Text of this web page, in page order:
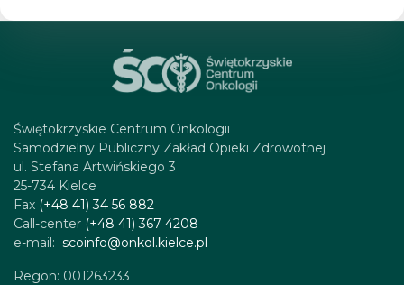
Świętokrzyskie Centrum Onkologii
Samodzielny Publiczny Zakład Opieki Zdrowotnej
ul. Stefana Artwińskiego 3
25-734 Kielce
Fax (+48 41) 34 56 882
Call-center (+48 41) 367 4208
e-mail: scoinfo@onkol.kielce.pl
Regon: 001263233